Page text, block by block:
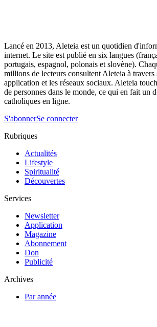
Lancé en 2013, Aleteia est un quotidien
internet. Le site est publié en six langues
portugais, espagnol, polonais et slovène).
millions de lecteurs consultent Aleteia à travers
application et les réseaux sociaux. Aleteia
de personnes dans le monde, ce qui en fait un
catholiques en ligne.
S'abonnerSe connecter
Rubriques
Actualités
Lifestyle
Spiritualité
Découvertes
Services
Newsletter
Application
Magazine
Abonnement
Don
Publicité
Archives
Par année